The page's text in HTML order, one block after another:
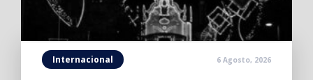
Internacional 6 Agosto, 2026